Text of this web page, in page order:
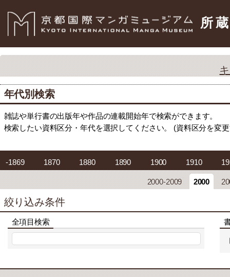
所
年代別検索
雑誌や単行書の出版年や作品の連載開始年で検索ができます。
検索したい資料区分・年代を選択してください。 (資料区分を変
-1869 1870 1880 1890 1900 1910
2000-2009 2000
絞り込み条件
全項目検索